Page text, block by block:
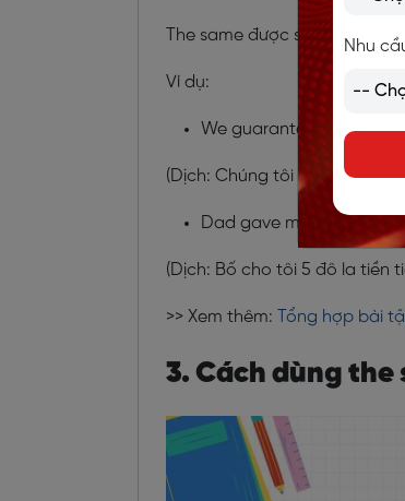
The same được sử dụng như
Ví dụ:
We guarantee to treat
(Dịch: Chúng tôi đảm bảo sẽ
Dad gave me 5 dollars
(Dịch: Bố cho tôi 5 đô la tiền
>> Xem thêm: Tổng hợp bài
3. Cách dùng the
Nhu